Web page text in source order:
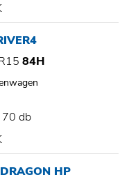
84H
70 db
HP